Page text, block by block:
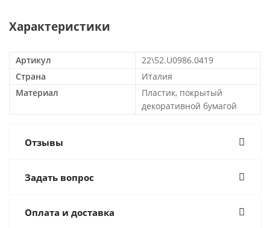
Характеристики
Артикул
22\52.U0986.0419
Страна
Италия
Материал
Пластик, покрытый
декоративной бумагой
Отзывы
Задать вопрос
Оплата и доставка